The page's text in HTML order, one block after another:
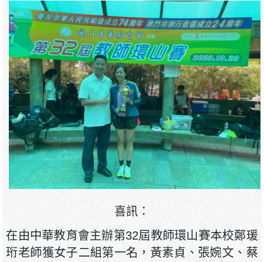
喜訊：
在由中華教育會主辦第32屆教師環山賽本校鄭瑗
珩老師獲女子二組第一名，黃素貞、張婉文、蔡